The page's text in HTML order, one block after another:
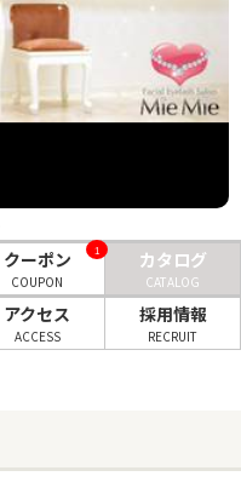
クーポン
COUPON
1 カタログ
CATALOG
アクセス
ACCESS
採用情報
RECRUIT